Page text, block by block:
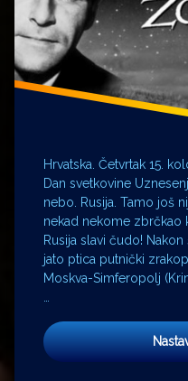
Hrvatska. Četvrtak 15.
Dan svetkovine
nebo. Rusija. Tamo još
nekad nekome zbrčkao
Rusija slavi čudo!
jato ptica putnički
Moskva-Simferopolj
Croatia
Airlines
Damir
Jusupov
Kapetan
Metropolonačelnik
MH17
Moskva
Petrograd
Pulkovo
Rusija
Ural
Airlines